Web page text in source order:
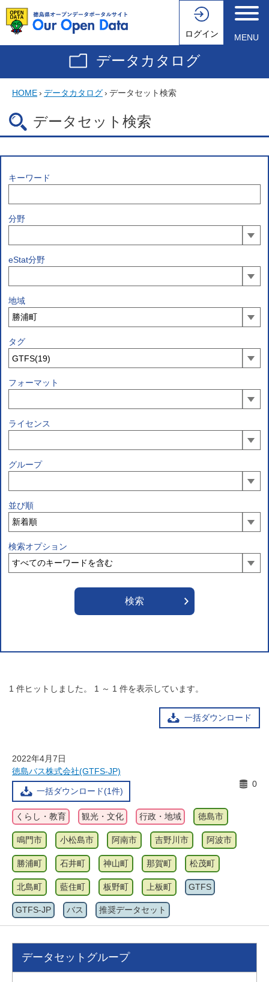
ログイン MENU
データカタログ
HOME› データカタログ› データセット検索
データセット検索
キーワード
分野
eStat分野
地域
タグ
フォーマット
ライセンス
グループ
並び順
検索オプション
1 件ヒットしました。 1 ～ 1 件を表示しています。
一括ダウンロード
2022年4月7日
徳島バス株式会社(GTFS-JP)
一括ダウンロード(1件)
0
くらし・教育 観光・文化 行政・地域 徳島市
鳴門市 小松島市 阿南市 吉野川市 阿波市
勝浦町 石井町 神山町 那賀町 松茂町
北島町 藍住町 板野町 上板町 GTFS
GTFS-JP バス 推奨データセット
データセットグループ